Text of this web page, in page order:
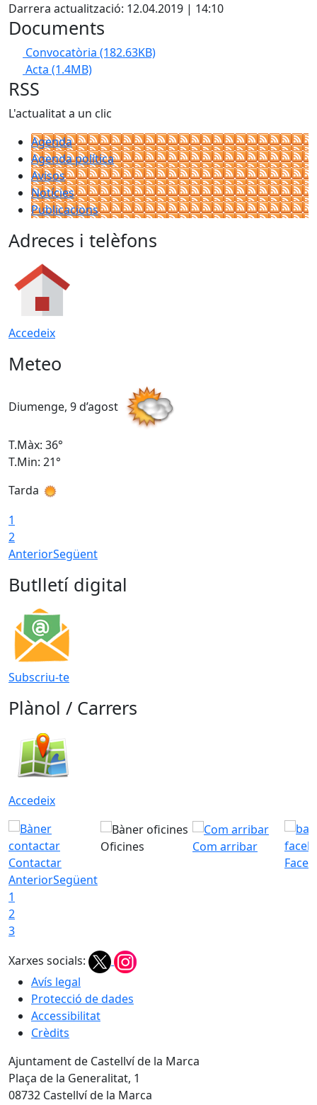
Darrera actualització: 12.04.2019 | 14:10
Documents
Convocatòria (182.63KB)
Acta (1.4MB)
RSS
L'actualitat a un clic
Agenda
Agenda política
Avisos
Notícies
Publicacions
Adreces i telèfons
Accedeix
Meteo
Diumenge, 9 d’agost
T.Màx: 36°
T.Min: 21°
Tarda
1
2
AnteriorSegüent
Butlletí digital
Subscriu-te
Plànol / Carrers
Accedeix
Contactar
Oficines
Com arribar
AnteriorSegüent
1
2
3
Xarxes socials:
Avís legal
Protecció de dades
Accessibilitat
Crèdits
Ajuntament de Castellví de la Marca
Plaça de la Generalitat, 1
08732 Castellví de la Marca